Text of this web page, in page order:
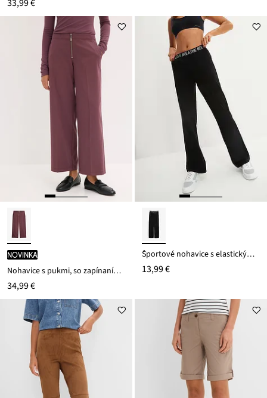
33,99 €
novinka
Nohavice s pukmi, so zapínaním na zips
34,99 €
Športové nohavice s elastickým pásom
13,99 €